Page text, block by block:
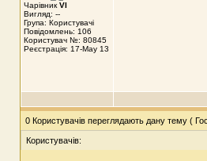
Чарівник VI
Вигляд: --
Група: Користувачі
Повідомлень: 106
Користувач №: 80845
Реєстрація: 17-May 13
0 Користувачів переглядають дану тему (
Користувачів: